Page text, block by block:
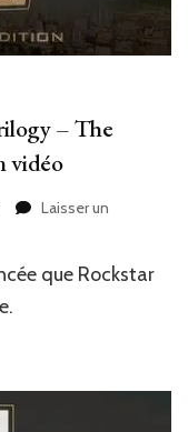
– The
vidéo
Laisser un
que Rockstar